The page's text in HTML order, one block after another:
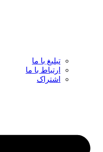
تبلیغ با ما
ارتباط با ما
اشتراک